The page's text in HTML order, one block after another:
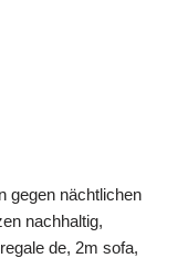
gegen nächtlichen
nachhaltig,
de, 2m sofa,